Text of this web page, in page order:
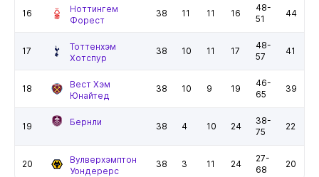
16
Ноттингем
Форест
38 11 11 16
48-
51
44
17
Тоттенхэм
Хотспур
38 10 11 17
48-
57
41
18
Вест Хэм
Юнайтед
38 10 9 19
46-
65
39
19 Бернли 38 4 10 24
38-
75
22
20
Вулверхэмптон
Уондерерс
38 3 11 24
27-
68
20